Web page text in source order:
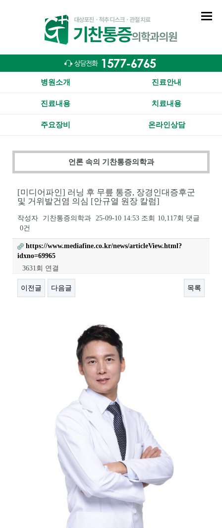
병원소개 진료안내
진료내용 치료내용
주요장비 온라인상담
언론 속의 기찬통증의학과
[미디어파인] 러닝 후 무릎 통증, 장경인대증후군
및 거위발건염 의심 [안규열 원장 칼럼]
작성자 기찬통증의학과 25-09-10 14:53 조회 10,117회 댓글
0건
https://www.mediafine.co.kr/news/articleView.html?
idxno=69965
3631회 연결
이전글 다음글 목록